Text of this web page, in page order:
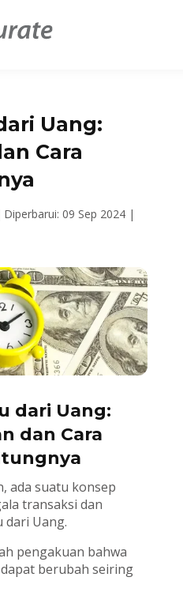
Uang:
Cara
Diperbarui: 09 Sep 2024 |
dari Uang:
dan Cara
ada suatu konsep
transaksi dan
dari Uang.
pengakuan bahwa
berubah seiring